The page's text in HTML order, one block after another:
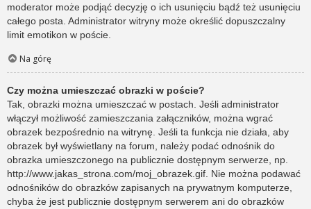
moderator może podjąć decyzję o ich usunięciu bądź też usunięciu
całego posta. Administrator witryny może określić dopuszczalny
limit emotikon w poście.
Na górę
Czy można umieszczać obrazki w poście?
Tak, obrazki można umieszczać w postach. Jeśli administrator
włączył możliwość zamieszczania załączników, można wgrać
obrazek bezpośrednio na witrynę. Jeśli ta funkcja nie działa, aby
obrazek był wyświetlany na forum, należy podać odnośnik do
obrazka umieszczonego na publicznie dostępnym serwerze, np.
http://www.jakas_strona.com/moj_obrazek.gif. Nie można podawać
odnośników do obrazków zapisanych na prywatnym komputerze,
chyba że jest publicznie dostępnym serwerem ani do obrazków